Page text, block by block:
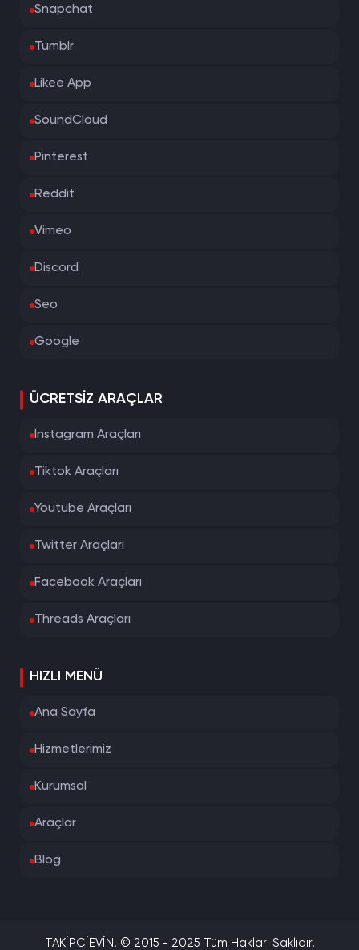
Snapchat
Tumblr
Likee App
SoundCloud
Pinterest
Reddit
Vimeo
Discord
Seo
Google
ÜCRETSIZ ARAÇLAR
İnstagram Araçları
Tiktok Araçları
Youtube Araçları
Twitter Araçları
Facebook Araçları
Threads Araçları
HIZLI MENÜ
Ana Sayfa
Hizmetlerimiz
Kurumsal
Araçlar
Blog
TAKİPCİEVİN. © 2015 - 2025 Tüm Hakları Saklıdır.